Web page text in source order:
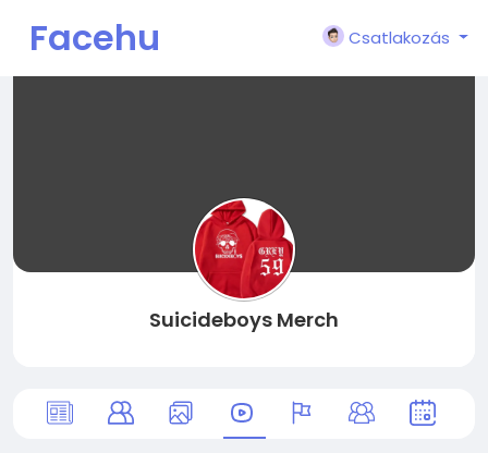
Facehu
Csatlakozás
Suicideboys Merch